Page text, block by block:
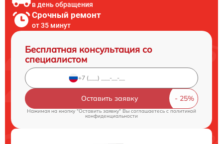
в день обращения
Срочный ремонт
от 35 минут
Бесплатная консультация со
специалистом
Оставить заявку
Нажимая на кнопку "Оставить заявку" Вы соглашаетесь cполитикой
конфиденциальности